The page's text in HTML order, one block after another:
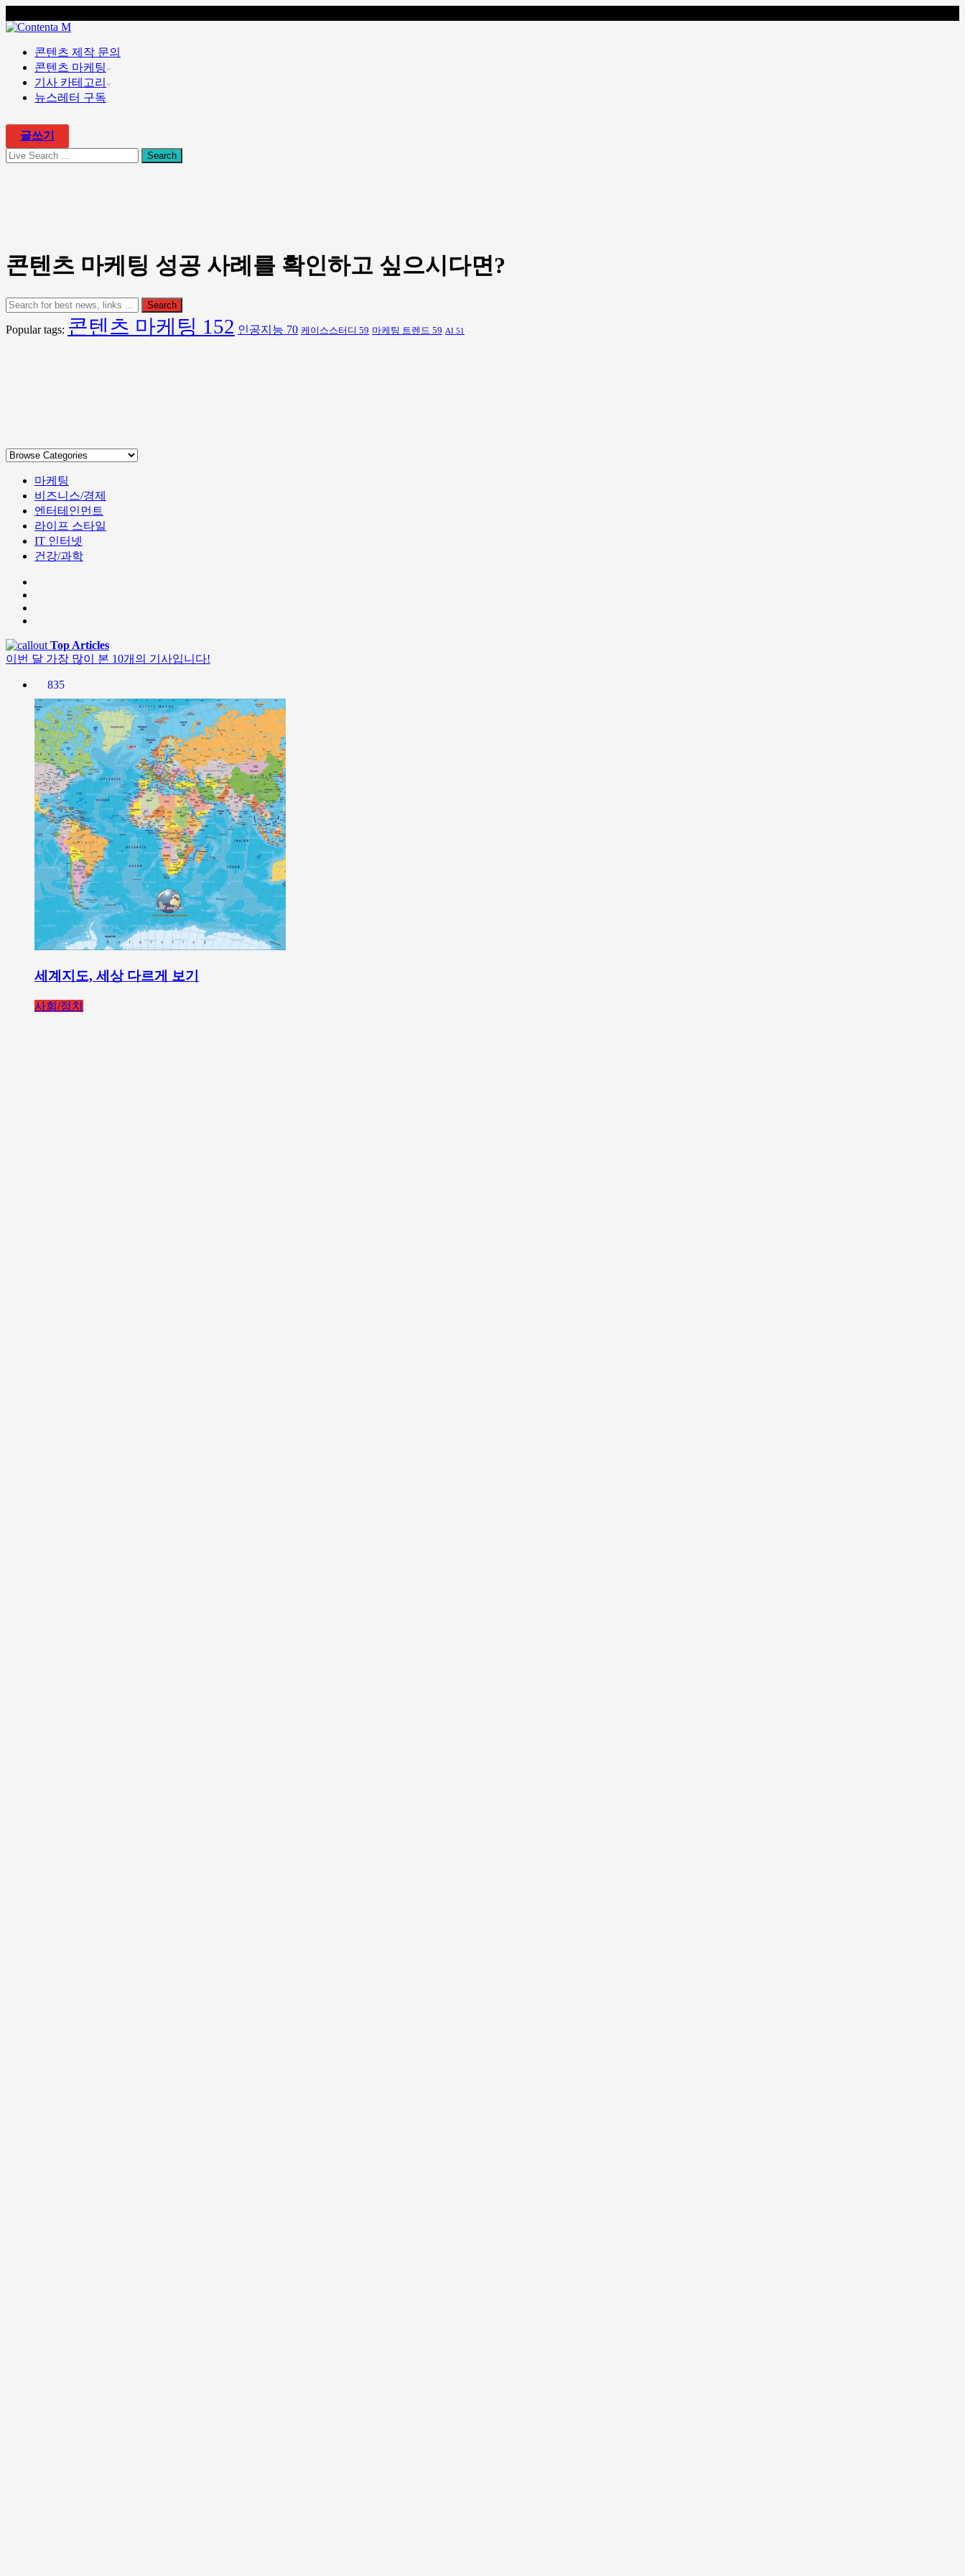
콘텐츠 제작 문의
콘텐츠 마케팅
기사 카테고리
뉴스레터 구독
글쓰기
콘텐츠 마케팅 성공 사례를 확인하고 싶으시다면?
Popular tags: 콘텐츠 마케팅 152 인공지능 70 케이스스터디 59 마케팅 트렌드 59 AI 51
마케팅
비즈니스/경제
엔터테인먼트
라이프 스타일
IT 인터넷
건강/과학
Top Articles
이번 달 가장 많이 본 10개의 기사입니다!
835
세계지도, 세상 다르게 보기
사회/정치